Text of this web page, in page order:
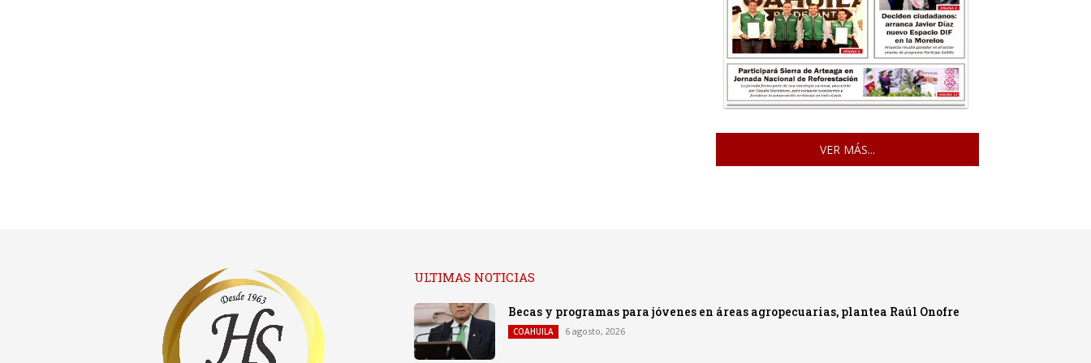
VER MÁS...
ULTIMAS NOTICIAS
Becas y programas para jóvenes en áreas agropecuarias, plantea Raúl Onofre
COAHUILA 6 agosto, 2026